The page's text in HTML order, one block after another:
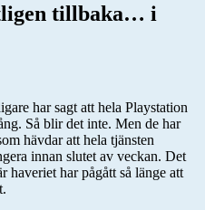
tillbaka… i
har sagt att hela Playstation
Så blir det inte. Men de har
hävdar att hela tjänsten
innan slutet av veckan. Det
haveriet har pågått så länge att